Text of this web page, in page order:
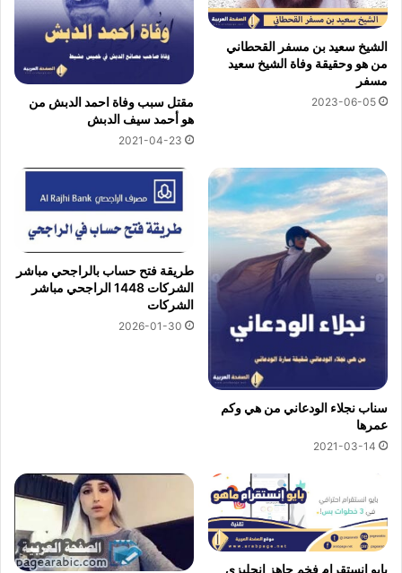
الشيخ سعيد بن مسفر القحطاني
من هو وحقيقة وفاة الشيخ سعيد
مسفر
2023-06-05
مقتل سبب وفاة احمد الدبش من
هو أحمد سيف الدبش
2021-04-23
سناب نجلاء الودعاني من هي وكم
عمرها
2021-03-14
طريقة فتح حساب بالراجحي مباشر
الشركات 1448 الراجحي مباشر
الشركات
2026-01-30
بايو انستقرام فخم جاهز انجليزي